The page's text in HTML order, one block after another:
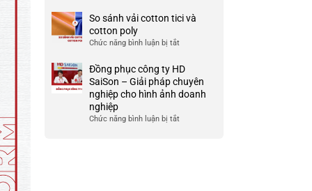
doanh
và
ty
chiffon
nhược
điểm
của
liệu
So sánh vải cotton tici và
cotton poly
Chức năng bình luận bị tắtở
sánh
vải
cotton
Đồng phục công ty HD
SaiSon – Giải pháp chuyên
nghiệp cho hình ảnh doanh
nghiệp
Chức năng bình luận bị tắtở